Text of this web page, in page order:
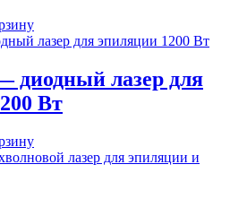
диодный лазер для
Вт